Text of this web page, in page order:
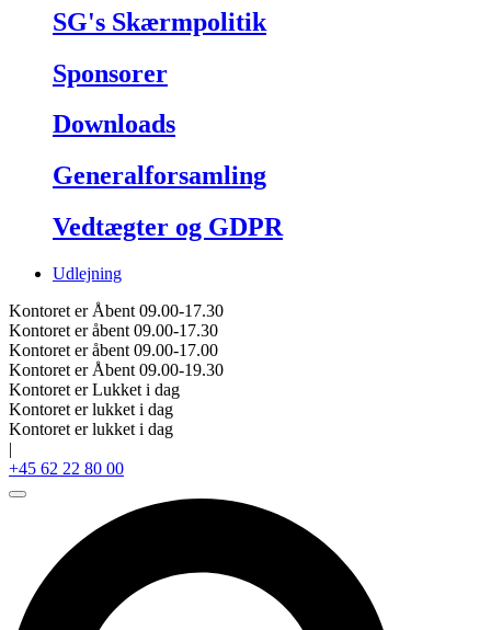
SG's Skærmpolitik
Sponsorer
Downloads
Generalforsamling
Vedtægter og GDPR
Udlejning
Kontoret er Åbent 09.00-17.30
Kontoret er åbent 09.00-17.30
Kontoret er åbent 09.00-17.00
Kontoret er Åbent 09.00-19.30
Kontoret er Lukket i dag
Kontoret er lukket i dag
Kontoret er lukket i dag
|
+45 62 22 80 00